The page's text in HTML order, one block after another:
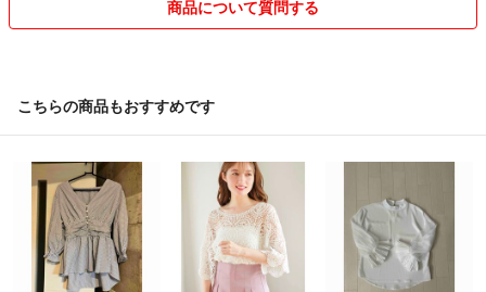
ある方のみご利用ください^ ^
検品は行っておりますが小さな破れや
■発送方法について
・メルカリ便で一番安い方法を使用しますので出品時は「らくらく」にし
ていても発送時「ゆうゆう」に変更する場合もあります(いずれにしても
発送は当店が負担いたします)
数十年かけて集めたアイテムをコツコツ出品しています♪
状態の良いものをできるだけお手頃に出していますので、是非チェック
※※※※※※※※※※※※※※※※※※※※※※※※※※※※※※※※※※※※※※※
24時間以内の発送、丁寧な梱包を心掛けています✨
※※※※※※※※※※※※※※※※※※※※※※※※※※※※※※※※※※※※※※※
商品について質問する
こちらの商品もおすすめです